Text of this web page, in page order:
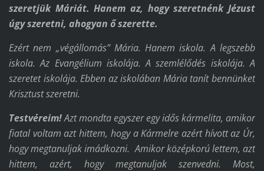
szeretjük Máriát. Hanem az, hogy szeretnénk Jézust
úgy szeretni, ahogyan ő szerette.
Ezért nem „végállomás” Mária. Hanem iskola. A legszebb
iskola. Az Evangélium iskolája. A szemlélődés iskolája. A
szeretet iskolája. Ebben az iskolában Mária tanít bennünket
Krisztust szeretni.
Testvéreim!Azt mondta egyszer egy idős kármelita, amikor
fiatal voltam azt hittem, hogy a Kármelre azért hívott az Úr,
hogy megtanuljak imádkozni. Amikor középkorú lettem, azt
hittem, azért, hogy megtanuljak szenvedni. Most,